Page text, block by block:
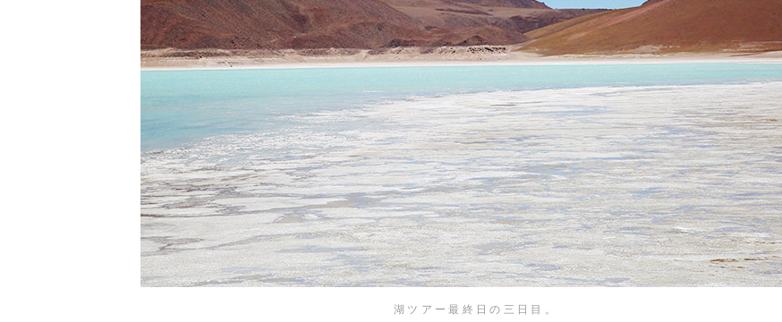
湖ツアー最終日の三日目。